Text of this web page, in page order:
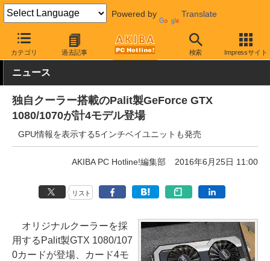
Powered by Translate
カテゴリ 過去記事 検索 Impressサイト
AKIBA PC Hotline! PCパーツ ビデオカード（グラフィックボード
ニュース
独自クーラー搭載のPalit製GeForce GTX
1080/1070が計4モデル登場
GPU情報を表示する5インチベイユニットも発売
AKIBA PC Hotline!編集部 2016年6月25日 11:00
リスト
オリジナルクーラーを採
用するPalit製GTX 1080/107
0カードが登場、カード4モ